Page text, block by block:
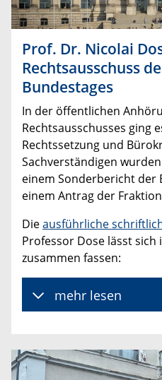
Prof. Dr. Nicolai
Rechtsausschuss
Bundestages
In der öffentlichen
Rechtsausschusses ging
Rechtssetzung und
Sachverständigen wurden
einem Sonderbericht der
einem Antrag der
Dieausführliche
Professor Dose lässt sich
zusammen fassen:
mehr lesen